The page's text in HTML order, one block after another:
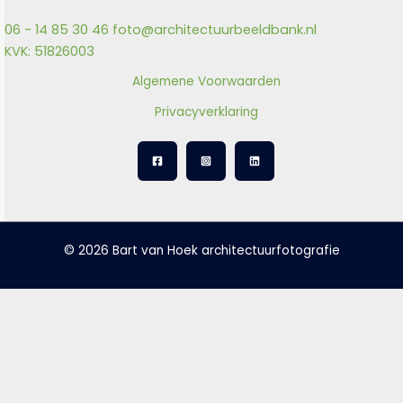
06 - 14 85 30 46 foto@architectuurbeeldbank.nl
KVK: 51826003
Algemene Voorwaarden
Privacyverklaring
© 2026 Bart van Hoek architectuurfotografie